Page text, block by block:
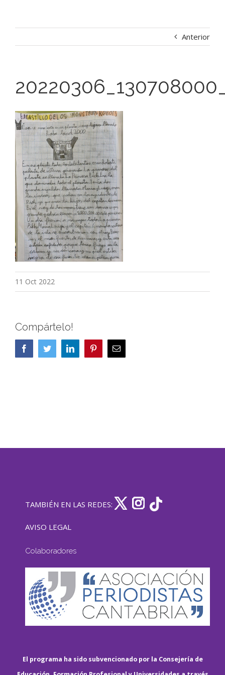
Anterior
11 Oct 2022
Compártelo!
FacebookTwitterLinkedIn PinterestCorreo
electrónico
TAMBIÉN EN LAS REDES:
AVISO LEGAL
Colaboradores
El programa ha sido subvencionado por la Consejería de